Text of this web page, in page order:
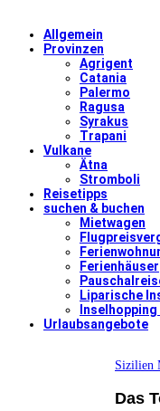
Allgemein
Provinzen
Agrigent
Catania
Palermo
Ragusa
Syrakus
Trapani
Vulkane
Ätna
Stromboli
Reisetipps
suchen & buchen
Mietwagen
Ferienhäuser
Liparische
Urlaubsangebote
Sizilien
Das